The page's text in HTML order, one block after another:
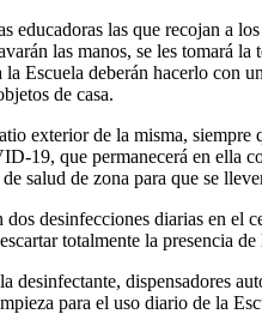
las que recojan a
las manos, se les tomará
deberán hacerlo con
de casa.
exterior de la misma,
19, que permanecerá en ella
salud de zona para que se
desinfecciones diarias en
totalmente la presencia de
dispensadores
para el uso diario de la